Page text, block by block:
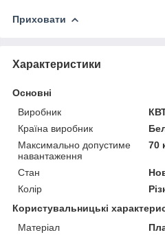
Приховати
Характеристики
Основні
Виробник
Країна виробник
Максимально допустиме
навантаження
70
Стан
Колір
Користувальницькі
Матеріал